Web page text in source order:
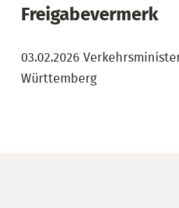
Freigabevermerk
03.02.2026
Württemberg